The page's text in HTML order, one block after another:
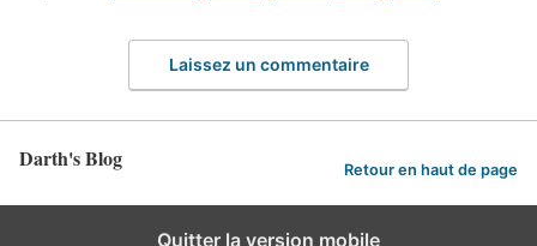
Laissez un commentaire
Darth's Blog Retour en haut de page
Quitter la version mobile